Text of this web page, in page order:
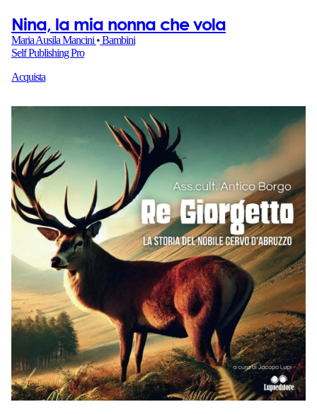
Nina, la mia nonna che vola
Maria Ausila Mancini •Bambini
Self Publishing Pro
Acquista